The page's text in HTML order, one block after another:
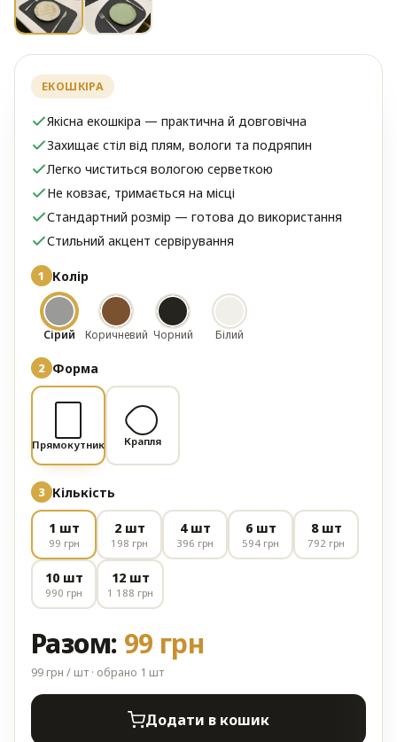
ЕКОШКІРА
Якісна екошкіра — практична й довговічна
Захищає стіл від плям, вологи та подряпин
Легко чиститься вологою серветкою
Не ковзає, тримається на місці
Стандартний розмір — готова до використання
Стильний акцент сервірування
Колір
Сірий Коричневий Чорний Білий
Форма
Прямокутник Крапля
Кількість
1 шт
99 грн
2 шт
198 грн
4 шт
396 грн
6 шт
594 грн
8 шт
792 грн
10 шт
990 грн
12 шт
1 188 грн
Разом: 99 грн
99 грн / шт · обрано 1 шт
Додати в кошик